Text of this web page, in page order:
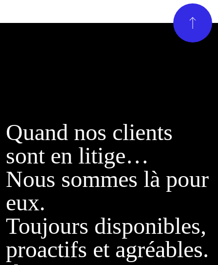
Quand nos clients
sont en litige…
Nous sommes là pour
eux.
Toujours disponibles,
proactifs et agréables.